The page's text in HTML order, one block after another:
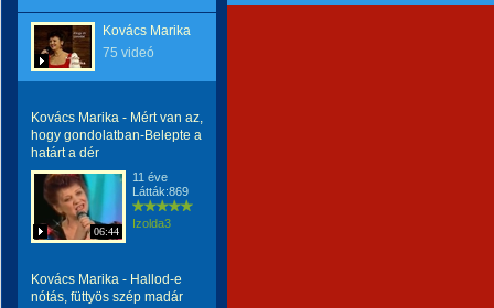
Kovács Marika
75 videó
Kovács Marika - Mért van az,
hogy gondolatban-Belepte a
határt a dér
06:44
11 éve
Látták:869
Izolda3
Kovács Marika - Hallod-e
nótás, füttyös szép madár